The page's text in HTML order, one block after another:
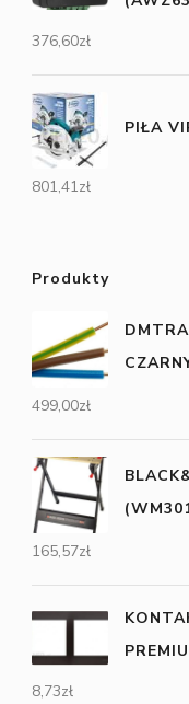
376,60zł
PIŁA
801,41zł
Produkty
499,00zł
165,57zł
8,73zł